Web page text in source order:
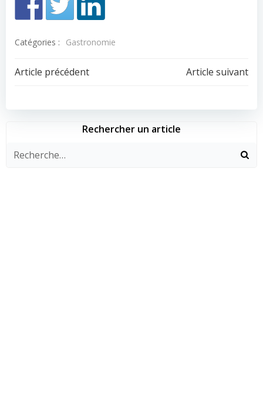
Catégories : Gastronomie
Navigation
de
l’article
Article précédent
Navigation
de
l’article
Article suivant
Rechercher un article